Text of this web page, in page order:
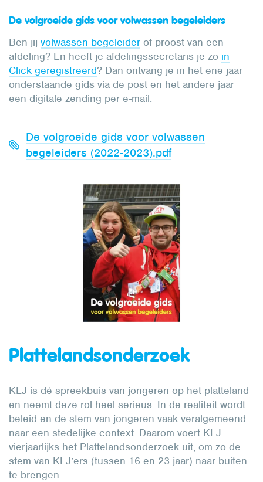
De volgroeide gids voor volwassen begeleiders
Ben jij volwassen begeleider of proost van een
afdeling? En heeft je afdelingssecretaris je zo in
Click geregistreerd? Dan ontvang je in het ene jaar
onderstaande gids via de post en het andere jaar
een digitale zending per e-mail.
De volgroeide gids voor volwassen
begeleiders (2022-2023).pdf
Plattelandsonderzoek
KLJ is dé spreekbuis van jongeren op het platteland
en neemt deze rol heel serieus. In de realiteit wordt
beleid en de stem van jongeren vaak veralgemeend
naar een stedelijke context. Daarom voert KLJ
vierjaarlijks het Plattelandsonderzoek uit, om zo de
stem van KLJ’ers (tussen 16 en 23 jaar) naar buiten
te brengen.